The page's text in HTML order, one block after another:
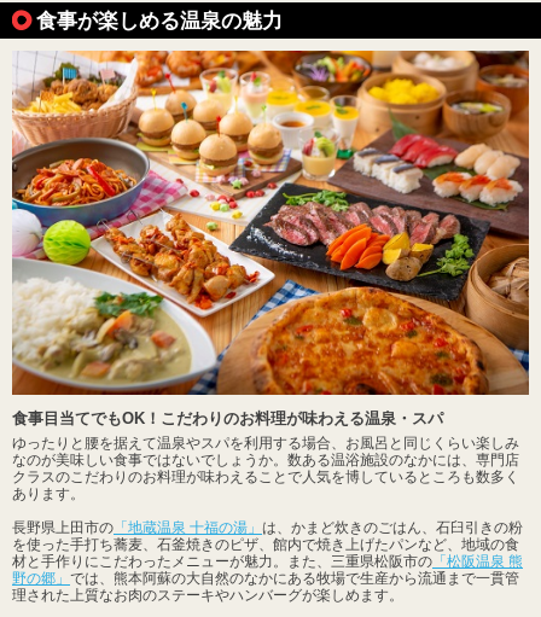
食事が楽しめる温泉の魅力
食事目当てでもOK！こだわりのお料理が味わえる温泉・スパ
ゆったりと腰を据えて温泉やスパを利用する場合、お風呂と同じくらい楽しみ
なのが美味しい食事ではないでしょうか。数ある温浴施設のなかには、専門店
クラスのこだわりのお料理が味わえることで人気を博しているところも数多く
あります。
長野県上田市の 「地蔵温泉 十福の湯」 は、かまど炊きのごはん、石臼引きの粉
を使った手打ち蕎麦、石釜焼きのピザ、館内で焼き上げたパンなど、地域の食
材と手作りにこだわったメニューが魅力。また、三重県松阪市の 「松阪温泉 熊
野の郷」 では、熊本阿蘇の大自然のなかにある牧場で生産から流通まで一貫管
理された上質なお肉のステーキやハンバーグが楽しめます。